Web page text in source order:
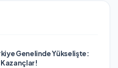
Genelinde Yükselişte:
Kazançlar!